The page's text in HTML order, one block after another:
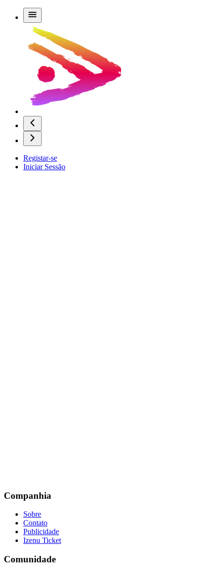
Registar-se
Iniciar Sessão
Companhia
Sobre
Contato
Publicidade
Izenu Ticket
Comunidade